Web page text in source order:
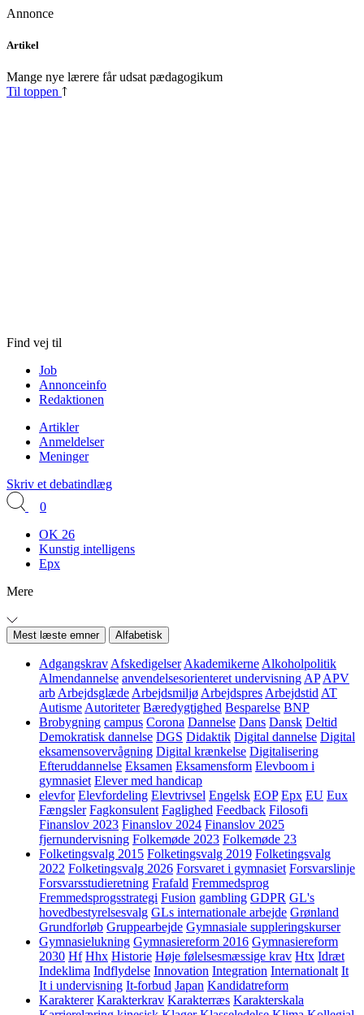
Annonce
Skip
content
Artikel
Mange nye lærere får udsat pædagogikum
Til toppen
Find vej til
Job
Annonceinfo
Redaktionen
Artikler
Anmeldelser
Meninger
Skriv et debatindlæg
0
OK 26
Kunstig intelligens
Epx
Mere
Mest læste emner Alfabetisk
Adgangskrav Afskedigelser Akademikerne Alkoholpolitik
Almendannelse anvendelsesorienteret undervisning AP APV
arb Arbejdsglæde Arbejdsmiljø Arbejdspres Arbejdstid AT
Autisme Autoriteter Bæredygtighed Besparelse BNP
Brobygning campus Corona Dannelse Dans Dansk Deltid
Demokratisk dannelse DGS Didaktik Digital dannelse Digital
eksamensovervågning Digital krænkelse Digitalisering
Efteruddannelse Eksamen Eksamensform Elevboom i
gymnasiet Elever med handicap
elevfor Elevfordeling Elevtrivsel Engelsk EOP Epx EU Eux
Fængsler Fagkonsulent Faglighed Feedback Filosofi
Finanslov 2023 Finanslov 2024 Finanslov 2025
fjernundervisning Folkemøde 2023 Folkemøde 23
Folketingsvalg 2015 Folketingsvalg 2019 Folketingsvalg
2022 Folketingsvalg 2026 Forsvaret i gymnasiet Forsvarslinje
Forsvarsstudieretning Frafald Fremmedsprog
Fremmedsprogsstrategi Fusion gambling GDPR GL's
hovedbestyrelsesvalg GLs internationale arbejde Grønland
Grundforløb Gruppearbejde Gymnasiale suppleringskurser
Gymnasielukning Gymnasiereform 2016 Gymnasiereform
2030 Hf Hhx Historie Høje følelsesmæssige krav Htx Idræt
Indeklima Indflydelse Innovation Integration Internationalt It
It i undervisning It-forbud Japan Kandidatreform
Karakterer Karakterkrav Karakterræs Karakterskala